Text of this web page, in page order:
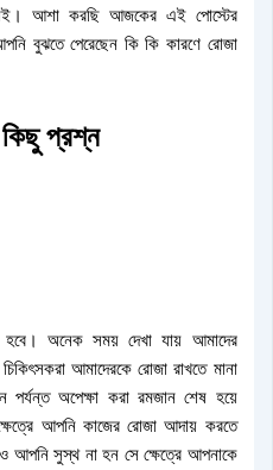
আশা করছি আজকের এই পোস্টের
বুঝতে পেরেছেন কি কি কারণে রোজা
প্রশ্ন
হবে। অনেক সময় দেখা যায় আমাদের
আমাদেরকে রোজা রাখতে মানা
অপেক্ষা করা রমজান শেষ হয়ে
আপনি কাজের রোজা আদায় করতে
আপনি সুস্থ না হন সে ক্ষেত্রে আপনাকে